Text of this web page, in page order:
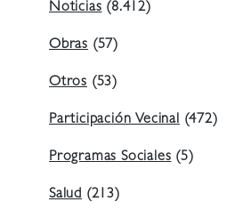
Noticias(8.412)
Obras (57)
Otros (53)
Participación Vecinal(472)
Programas Sociales(5)
Salud (213)